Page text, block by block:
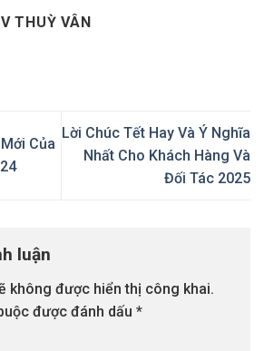
THUỲ VÂN
Của
Lời Chúc Tết Hay Và Ý Nghĩa
Nhất Cho Khách Hàng Và
Đối Tác 2025
luận
không được hiển thị công khai.
được đánh dấu *